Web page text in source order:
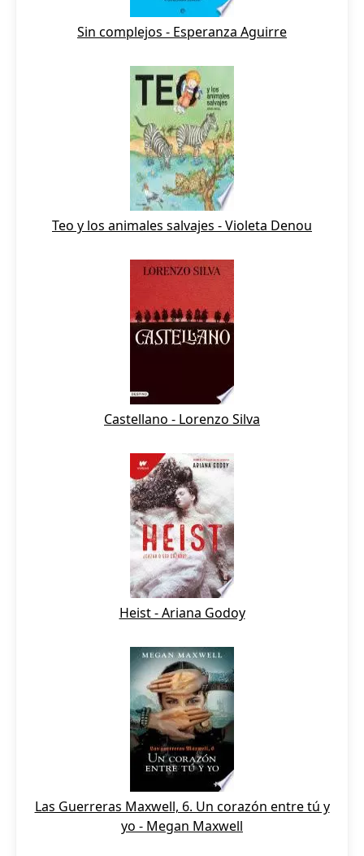
Sin complejos - Esperanza Aguirre
Teo y los animales salvajes - Violeta Denou
Castellano - Lorenzo Silva
Heist - Ariana Godoy
Las Guerreras Maxwell, 6. Un corazón entre tú y
yo - Megan Maxwell